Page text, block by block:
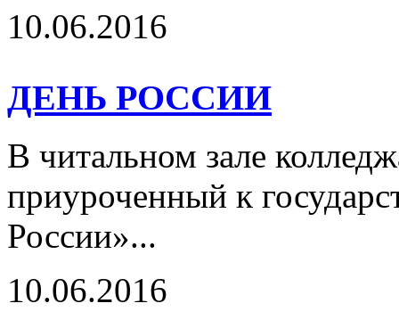
10.06.2016
ДЕНЬ РОССИИ
В читальном зале
приуроченный к
России»...
10.06.2016